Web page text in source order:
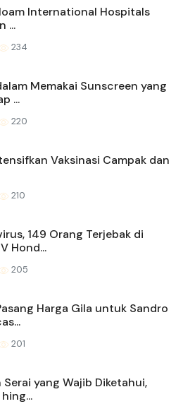
International Hospitals
...
234
Memakai Sunscreen yang
...
220
Vaksinasi Campak dan
210
149 Orang Terjebak di
Hond...
205
Harga Gila untuk Sandro
201
yang Wajib Diketahui,